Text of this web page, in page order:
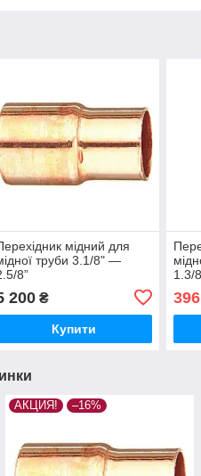
мідний для
труби 3.1/8" —
8”
200₴
Купити
1.3/
АКЦИЯ! –16%